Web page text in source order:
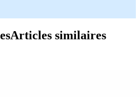
Articles similaires